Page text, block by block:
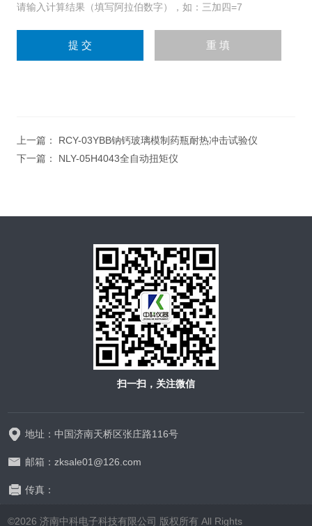
请输入计算结果（填写阿拉伯数字），如：三加四=7
上一篇： RCY-03YBB钠钙玻璃模制药瓶耐热冲击试验仪
下一篇： NLY-05H4043全自动扭矩仪
扫一扫，关注微信
地址：中国济南天桥区张庄路116号
邮箱：zksale01@126.com
传真：
©2026 济南中科电子科技有限公司 版权所有 All Rights